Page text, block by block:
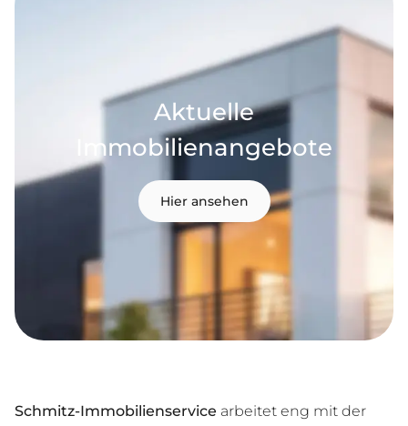
Aktuelle
Immobilienangebote
Hier ansehen
Schmitz-Immobilienservice arbeitet eng mit der